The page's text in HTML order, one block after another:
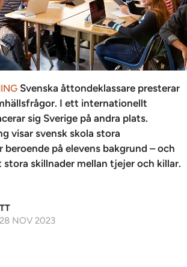
Svenska åttondeklassare presterar
I ett internationellt
sig Sverige på andra plats.
visar svensk skola stora
beroende på elevens bakgrund – och
skillnader mellan tjejer och killar.
TT
28 NOV 2023